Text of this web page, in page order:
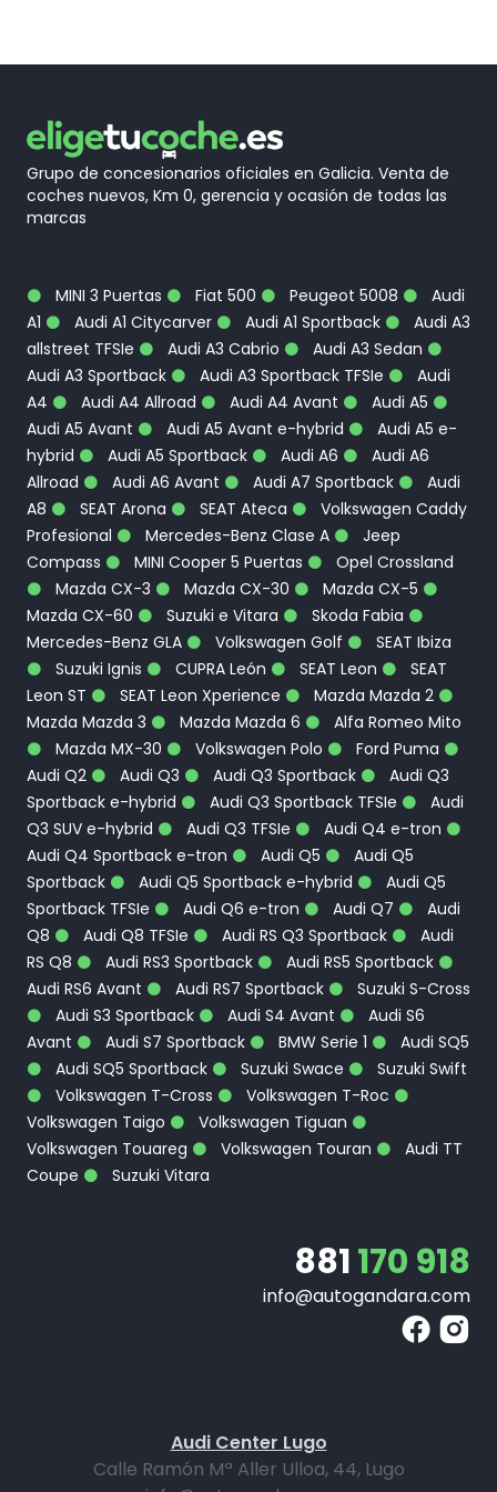
Grupo de concesionarios oficiales en Galicia. Venta de
coches nuevos, Km 0, gerencia y ocasión de todas las
marcas
MINI 3 Puertas Fiat 500 Peugeot 5008
Audi
A1
Audi A1 Citycarver Audi A1 Sportback
Audi A3
allstreet TFSIe
Audi A3 Cabrio
Audi A3 Sedan
Audi A3 Sportback
Audi A3 Sportback TFSIe
Audi
A4
Audi A4 Allroad Audi A4 Avant
Audi A5
Audi A5 Avant
Audi A5 Avant e-hybrid
Audi A5 e-
hybrid
Audi A5 Sportback Audi A6
Audi A6
Allroad
Audi A6 Avant Audi A7 Sportback
Audi
A8
SEAT Arona SEAT Ateca
Volkswagen Caddy
Profesional
Mercedes-Benz Clase A
Jeep
Compass
MINI Cooper 5 Puertas
Opel Crossland
Mazda CX-3
Mazda CX-30
Mazda CX-5
Mazda CX-60
Suzuki e Vitara
Skoda Fabia
Mercedes-Benz GLA
Volkswagen Golf
SEAT Ibiza
Suzuki Ignis
CUPRA León SEAT Leon
SEAT
Leon ST
SEAT Leon Xperience
Mazda Mazda 2
Mazda Mazda 3
Mazda Mazda 6
Alfa Romeo Mito
Mazda MX-30
Volkswagen Polo
Ford Puma
Audi Q2
Audi Q3 Audi Q3 Sportback
Audi Q3
Sportback e-hybrid
Audi Q3 Sportback TFSIe
Audi
Q3 SUV e-hybrid
Audi Q3 TFSIe
Audi Q4 e-tron
Audi Q4 Sportback e-tron
Audi Q5
Audi Q5
Sportback
Audi Q5 Sportback e-hybrid
Audi Q5
Sportback TFSIe
Audi Q6 e-tron Audi Q7
Audi
Q8
Audi Q8 TFSIe Audi RS Q3 Sportback
Audi
RS Q8
Audi RS3 Sportback
Audi RS5 Sportback
Audi RS6 Avant
Audi RS7 Sportback
Suzuki S-Cross
Audi S3 Sportback
Audi S4 Avant
Audi S6
Avant
Audi S7 Sportback BMW Serie 1
Audi SQ5
Audi SQ5 Sportback
Suzuki Swace
Suzuki Swift
Volkswagen T-Cross
Volkswagen T-Roc
Volkswagen Taigo
Volkswagen Tiguan
Volkswagen Touareg
Volkswagen Touran
Audi TT
Coupe
Suzuki Vitara
881170 918
info@autogandara.com
Audi Center Lugo
Calle Ramón Mª Aller Ulloa, 44, Lugo